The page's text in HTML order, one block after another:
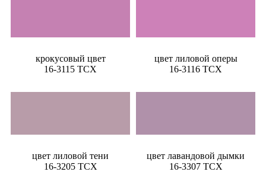
крокусовый цвет
16-3115 TCX
цвет лиловой оперы
16-3116 TCX
цвет лиловой тени
16-3205 TCX
цвет лавандовой дымки
16-3307 TCX